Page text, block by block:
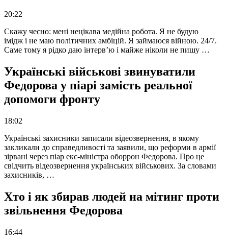
20:22
Скажу чесно: мені нецікава медійна робота. Я не будую
імідж і не маю політичних амбіцій. Я займаюся війною. 24/7.
Саме тому я рідко даю інтерв’ю і майже ніколи не пишу …
Українські військові звинуватили
Федорова у піарі замість реальної
допомоги фронту
18:02
Українські захисники записали відеозвернення, в якому
закликали до справедливості та заявили, що реформи в армії
зірвані через піар екс-міністра оборрон Федорова. Про це
свідчить відеозвернення українських військових. За словами
захисників, …
Хто і як збирав людей на мітинг проти
звільнення Федорова
16:44